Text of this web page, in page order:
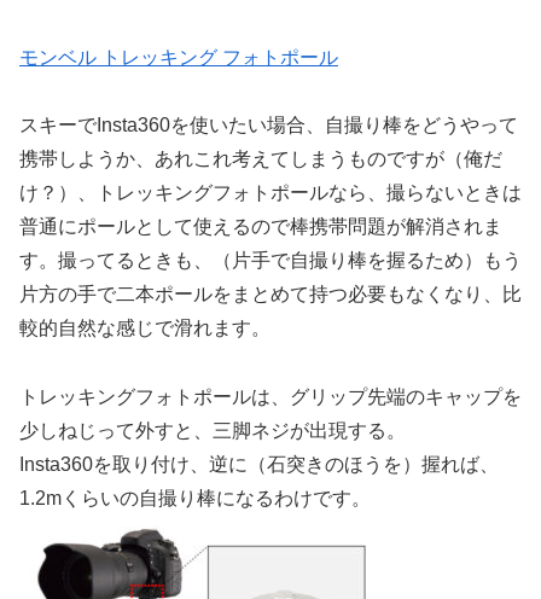
モンベル トレッキング フォトポール
スキーでInsta360を使いたい場合、自撮り棒をどうやって
携帯しようか、あれこれ考えてしまうものですが（俺だ
け？）、トレッキングフォトポールなら、撮らないときは
普通にポールとして使えるので棒携帯問題が解消されま
す。撮ってるときも、（片手で自撮り棒を握るため）もう
片方の手で二本ポールをまとめて持つ必要もなくなり、比
較的自然な感じで滑れます。
トレッキングフォトポールは、グリップ先端のキャップを
少しねじって外すと、三脚ネジが出現する。
Insta360を取り付け、逆に（石突きのほうを）握れば、
1.2mくらいの自撮り棒になるわけです。